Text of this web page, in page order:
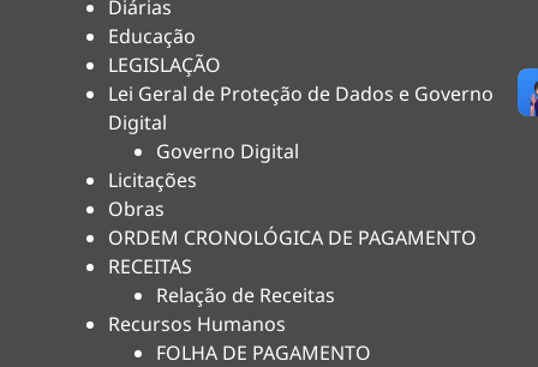
Diárias
Educação
LEGISLAÇÃO
Lei Geral de Proteção de Dados e Governo
Digital
Governo Digital
Licitações
Obras
ORDEM CRONOLÓGICA DE PAGAMENTO
RECEITAS
Relação de Receitas
Recursos Humanos
FOLHA DE PAGAMENTO